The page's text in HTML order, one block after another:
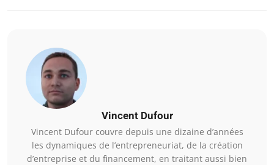
Vincent Dufour
Vincent Dufour couvre depuis une dizaine d’années
les dynamiques de l’entrepreneuriat, de la création
d’entreprise et du financement, en traitant aussi bien